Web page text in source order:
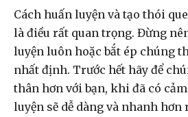
Cách huấn luyện và tạo thói
là điều rất quan trọng. Đừng
luyện luôn hoặc bắt ép chúng
nhất định. Trước hết hãy để
thân hơn với bạn, khi đã có
luyện sẽ dễ dàng và nhanh hơn